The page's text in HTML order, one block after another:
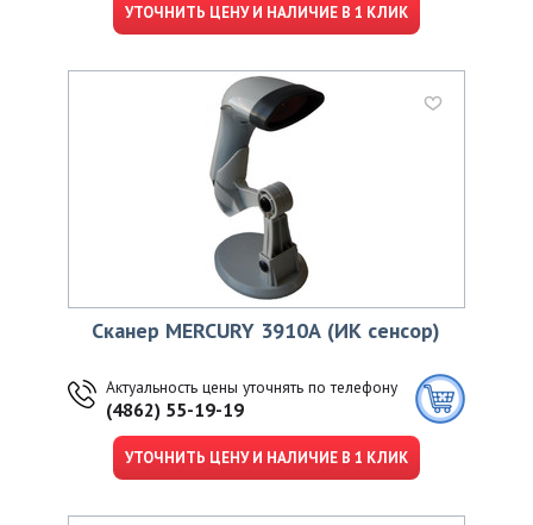
УТОЧНИТЬ ЦЕНУ И НАЛИЧИЕ В 1 КЛИК
Сканер MERCURY 3910А (ИК сенсор)
Актуальность цены уточнять по телефону
(4862) 55-19-19
УТОЧНИТЬ ЦЕНУ И НАЛИЧИЕ В 1 КЛИК